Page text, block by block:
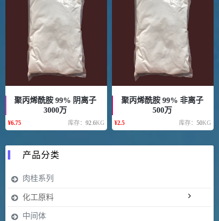
聚丙烯酰胺 99% 阴离子
3000万
¥6.75 库存： 92.6KG
聚丙烯酰胺 99% 非离子
500万
¥2.5 库存：50KG
产品分类
肉桂系列
化工原料
中间体